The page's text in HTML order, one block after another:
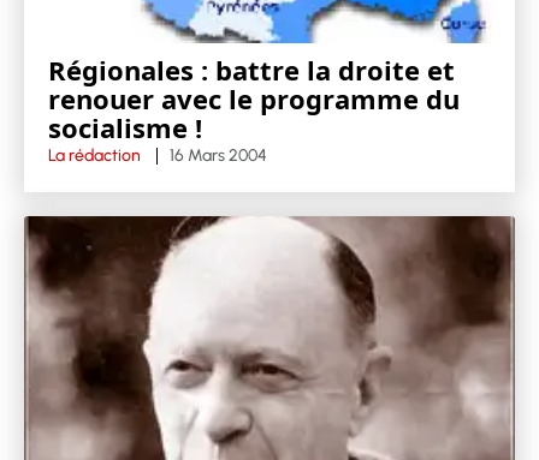
Régionales : battre la droite et
renouer avec le programme du
socialisme !
La rédaction 16 Mars 2004